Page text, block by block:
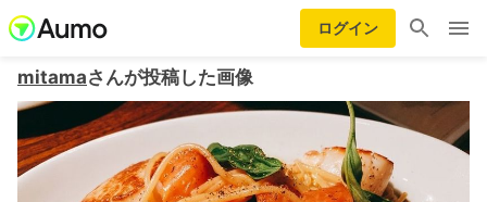
ログイン
mitamaさんが投稿した画像